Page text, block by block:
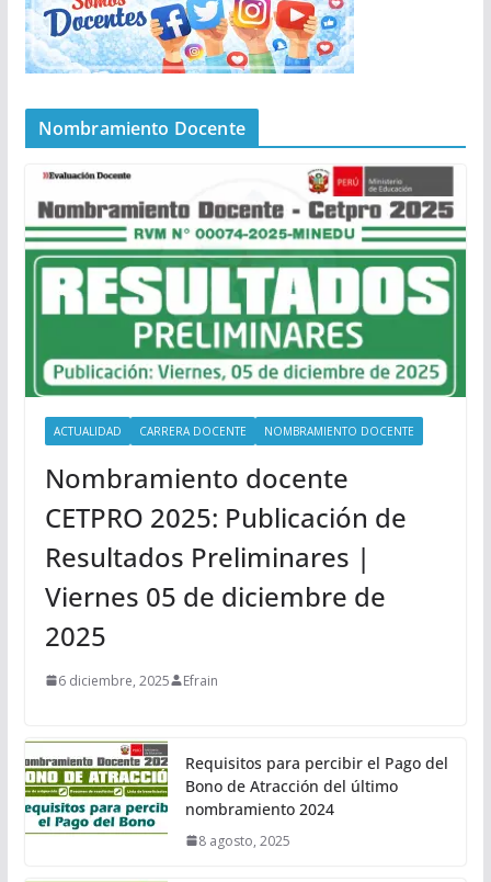
Nombramiento Docente
ACTUALIDAD CARRERA DOCENTE NOMBRAMIENTO DOCENTE
Nombramiento docente
CETPRO 2025: Publicación de
Resultados Preliminares |
Viernes 05 de diciembre de
2025
6 diciembre, 2025 Efrain
Requisitos para percibir el Pago del
Bono de Atracción del último
nombramiento 2024
8 agosto, 2025